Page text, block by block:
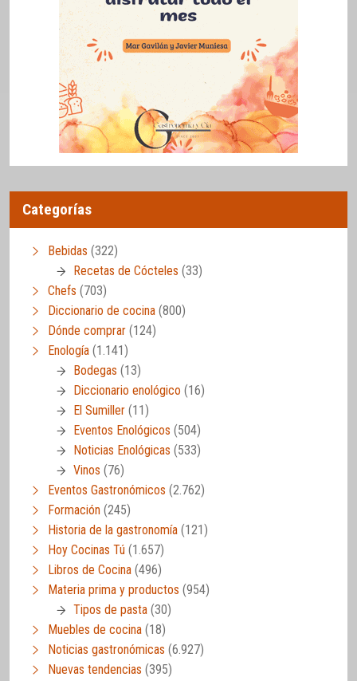
Categorías
Bebidas (322)
Recetas de Cócteles (33)
Chefs (703)
Diccionario de cocina (800)
Dónde comprar (124)
Enología (1.141)
Bodegas (13)
Diccionario enológico (16)
El Sumiller (11)
Eventos Enológicos (504)
Noticias Enológicas (533)
Vinos (76)
Eventos Gastronómicos (2.762)
Formación (245)
Historia de la gastronomía (121)
Hoy Cocinas Tú (1.657)
Libros de Cocina (496)
Materia prima y productos (954)
Tipos de pasta (30)
Muebles de cocina (18)
Noticias gastronómicas (6.927)
Nuevas tendencias (395)